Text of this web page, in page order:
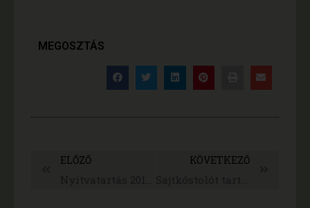
MEGOSZTÁS
ELŐZŐ KÖVETKEZŐ